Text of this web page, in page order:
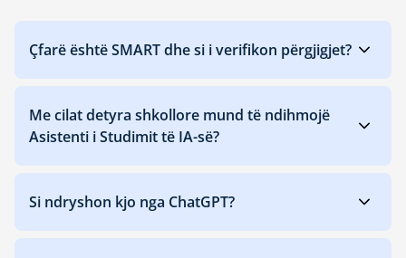
Çfarë është SMART dhe si i verifikon përgjigjet?
Me cilat detyra shkollore mund të ndihmojë
Asistenti i Studimit të IA-së?
Si ndryshon kjo nga ChatGPT?